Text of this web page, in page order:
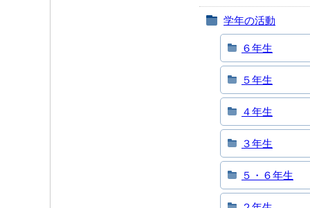
学年の活動
６年生
５年生
４年生
３年生
５・６年生